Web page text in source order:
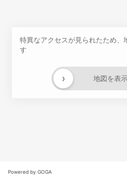
特異なアクセスが見られたため、
す
地図を表
›
Powered by GOGA